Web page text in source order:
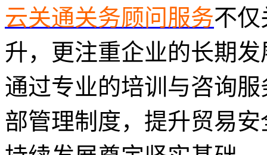
云关通关务顾问服务不
升，更注重企业的长期
通过专业的培训与咨询
部管理制度，提升贸易